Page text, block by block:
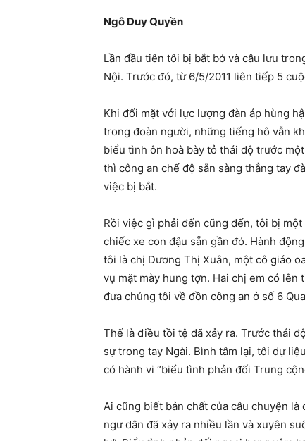
Ngô Duy Quyền
Lần đầu tiên tôi bị bắt bớ và câu lưu
Nội. Trước đó, từ 6/5/2011 liên tiếp 5
Khi đối mặt với lực lượng đàn áp hùng
trong đoàn người, những tiếng hô vẫn
biểu tình ôn hoà bày tỏ thái độ trước
thì công an chế độ sẵn sàng thẳng tay
việc bị bắt.
Rồi việc gì phải đến cũng đến, tôi bị
chiếc xe con đậu sẵn gần đó. Hành
tôi là chị Dương Thị Xuân, một cô giáo
vụ mặt mày hung tợn. Hai chị em có
đưa chúng tôi về đồn công an ở số 6
Thế là điều tồi tệ đã xảy ra. Trước thái
sự trong tay Ngài. Bình tâm lại, tôi dự
có hành vi “biểu tình phản đối Trung
Ai cũng biết bản chất của câu chuyện
ngư dân đã xảy ra nhiều lần và xuyên